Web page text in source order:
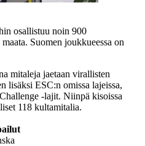
osallistuu noin 900
Suomen joukkueessa on
mitaleja jaetaan virallisten
lisäksi ESC:n omissa lajeissa,
-lajit. Niinpä kisoissa
118 kultamitalia.